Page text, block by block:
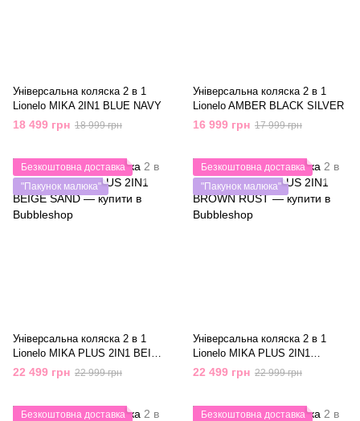
Універсальна коляска 2 в 1
Lionelo MIKA 2IN1 BLUE NAVY
18 499 грн 18 999 грн
Універсальна коляска 2 в 1
Lionelo AMBER BLACK SILVER
16 999 грн 17 999 грн
Безкоштовна доставка
"Пакунок малюка"
Універсальна коляска 2 в 1
Lionelo MIKA PLUS 2IN1 BEIGE
SAND
22 499 грн 22 999 грн
Безкоштовна доставка
"Пакунок малюка"
Універсальна коляска 2 в 1
Lionelo MIKA PLUS 2IN1
BROWN RUST
22 499 грн 22 999 грн
Безкоштовна доставка
Безкоштовна доставка